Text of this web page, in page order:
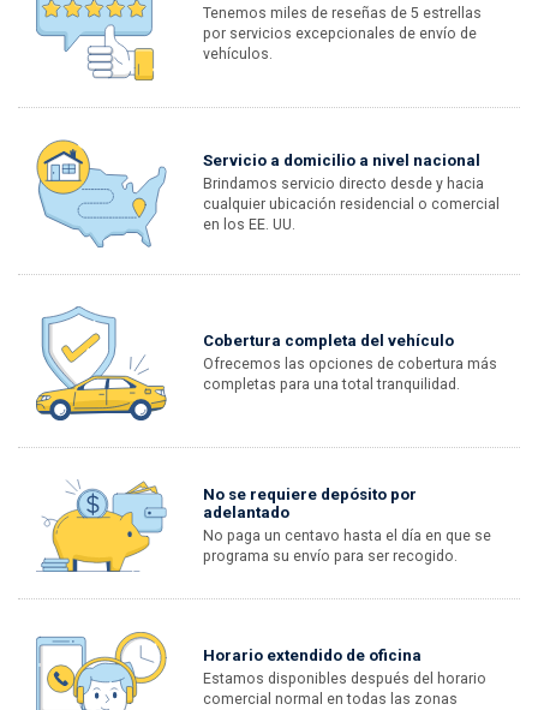
Tenemos miles de reseñas de 5 estrellas
por servicios excepcionales de envío de
vehículos.
Servicio a domicilio a nivel nacional
Brindamos servicio directo desde y hacia
cualquier ubicación residencial o comercial
en los EE. UU.
Cobertura completa del vehículo
Ofrecemos las opciones de cobertura más
completas para una total tranquilidad.
No se requiere depósito por
adelantado
No paga un centavo hasta el día en que se
programa su envío para ser recogido.
Horario extendido de oficina
Estamos disponibles después del horario
comercial normal en todas las zonas